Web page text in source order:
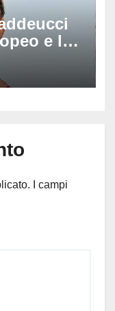
e la
I campi